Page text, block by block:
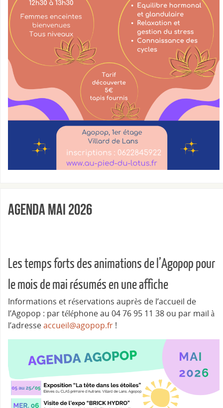
Agenda Mai 2026
Les temps forts des animations de l’Agopop pour
le mois de mai résumés en une affiche
Informations et réservations auprès de l’accueil de
l’Agopop : par téléphone au 04 76 95 11 38 ou par mail à
l’adresseaccueil@agopop.fr !